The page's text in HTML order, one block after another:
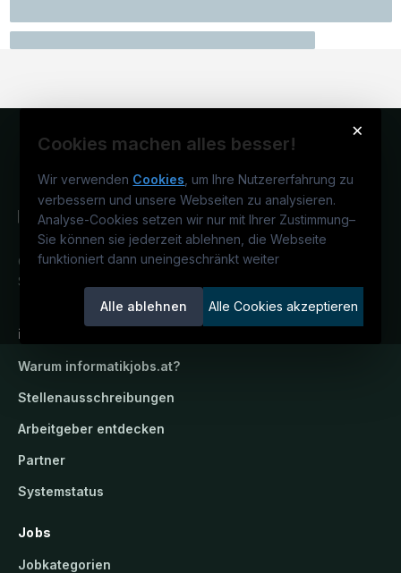
×
Cookies machen alles besser!
Wir verwenden Cookies , um Ihre Nutzererfahrung zu
verbessern und unsere Webseiten zu analysieren.
Analyse-Cookies setzen wir nur mit Ihrer Zustimmung–
Sie können sie jederzeit ablehnen, die Webseite
funktioniert dann uneingeschränkt weiter
Alle ablehnen Alle Cookies akzeptieren
Österreichs IT-Karriereportal.Ein
Service der candidatis GmbH.
informatikjobs.at
Warum informatikjobs.at?
Stellenausschreibungen
Arbeitgeber entdecken
Partner
Systemstatus
Jobs
Jobkategorien